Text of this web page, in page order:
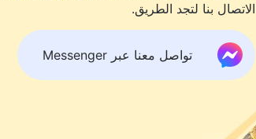
الاتصال بنا لتجد الطريق.
تواصل معنا عبر Messenger